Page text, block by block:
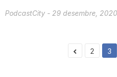
PodcastCity - 29 desembre, 2020
2 3